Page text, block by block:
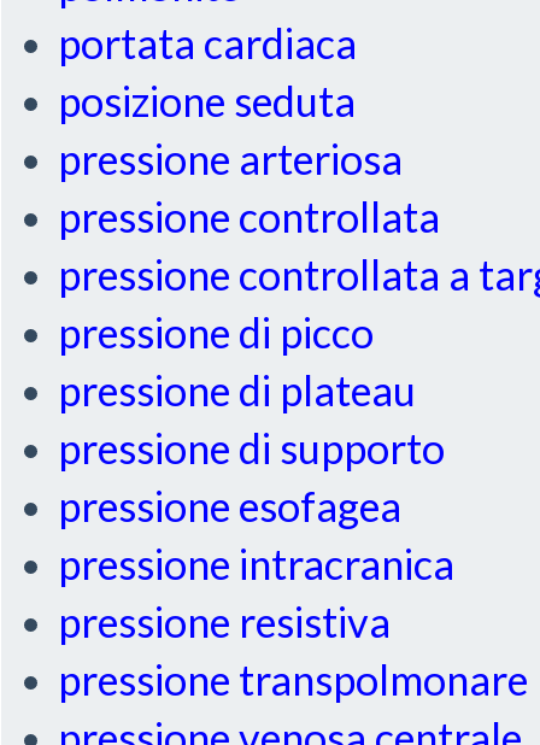
portata cardiaca
posizione seduta
pressione arteriosa
pressione controllata
pressione controllata a
pressione di picco
pressione di plateau
pressione di supporto
pressione esofagea
pressione intracranica
pressione resistiva
pressione transpolmonare